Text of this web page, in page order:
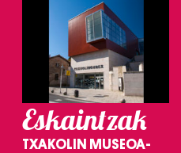
Eskaintzak
TXAKOLIN MUSEOA-